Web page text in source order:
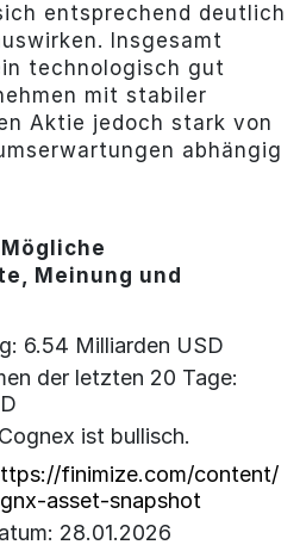
entsprechend deutlich
Insgesamt
technologisch gut
mit stabiler
Aktie jedoch stark von
abhängig
Meinung und
6.54 Milliarden USD
der letzten 20 Tage:
ist bullisch.
finimize.com/content/
asset-snapshot
28.01.2026